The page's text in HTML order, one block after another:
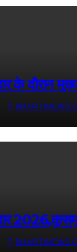
के दौरान